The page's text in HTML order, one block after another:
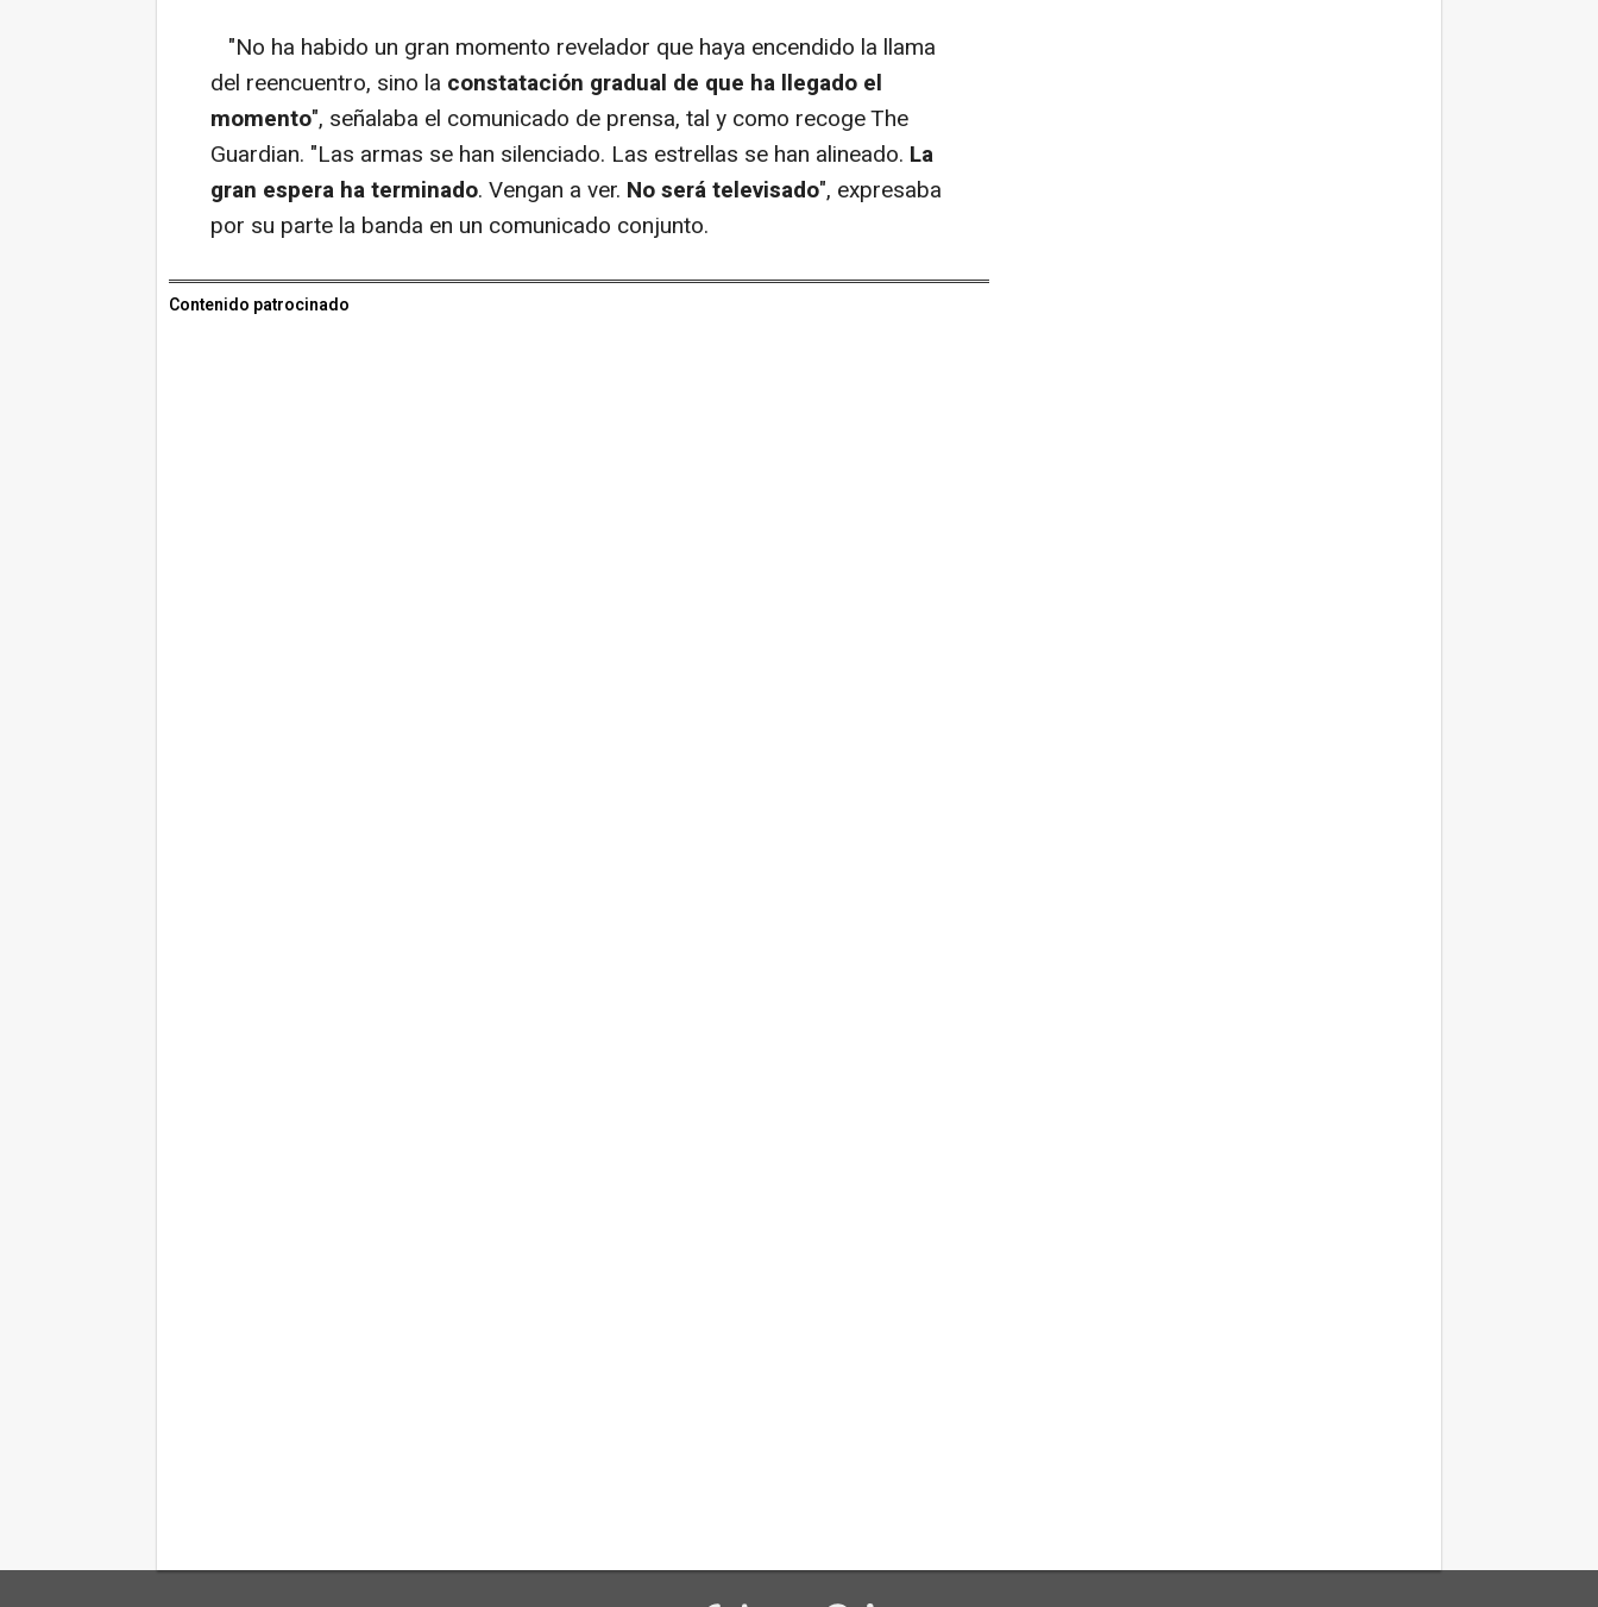
"No ha habido un gran momento revelador que haya encendido la llama
del reencuentro, sino la constatación gradual de que ha llegado el
momento", señalaba el comunicado de prensa, tal y como recoge The
Guardian. "Las armas se han silenciado. Las estrellas se han alineado. La
gran espera ha terminado. Vengan a ver. No será televisado", expresaba
por su parte la banda en un comunicado conjunto.
Contenido patrocinado